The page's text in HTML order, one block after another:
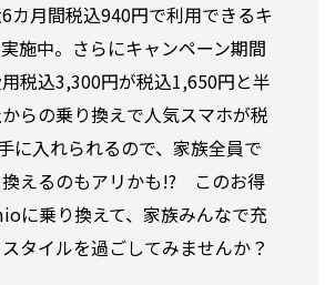
カ月間税込940円で利用できるキ
施中。さらにキャンペーン期間
税込3,300円が税込1,650円と半
らの乗り換えで人気スマホが税
に入れられるので、家族全員で
えるのもアリかも!? このお得
に乗り換えて、家族みんなで充
タイルを過ごしてみませんか？